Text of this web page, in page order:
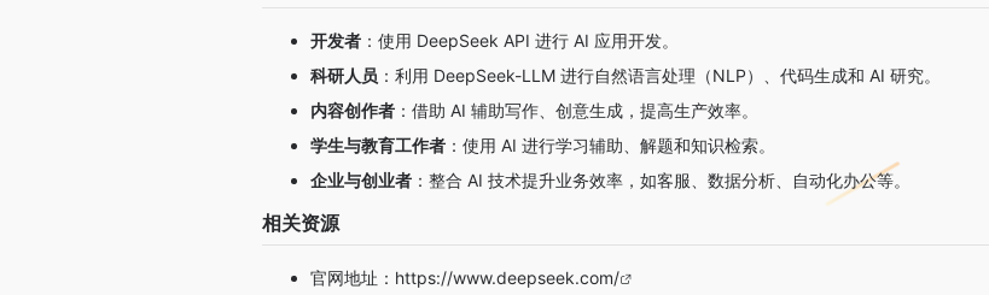
开发者 ：使用 DeepSeek API 进行 AI 应用开发。
科研人员 ：利用 DeepSeek-LLM 进行自然语言处理（NLP）、代码生成和 AI 研究。
内容创作者 ：借助 AI 辅助写作、创意生成，提高生产效率。
学生与教育工作者 ：使用 AI 进行学习辅助、解题和知识检索。
企业与创业者 ：整合 AI 技术提升业务效率，如客服、数据分析、自动化办公等。
相关资源
官网地址： https://www.deepseek.com/